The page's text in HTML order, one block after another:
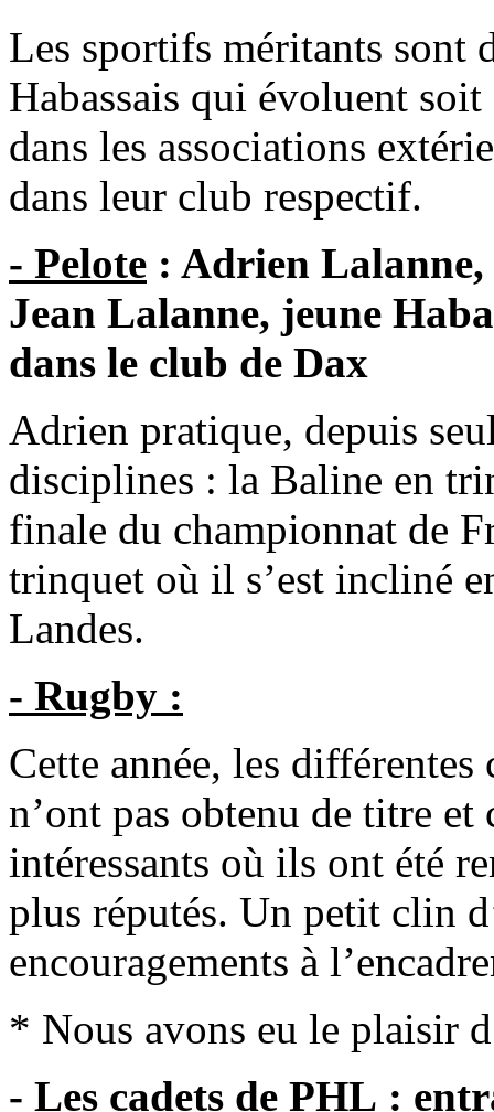
Les sportifs méritants sont
Habassais qui évoluent
dans les associations
dans leur club respectif.
- Pelote : Adrien
Jean Lalanne, jeune
dans le club de Dax
Adrien pratique, depuis
disciplines : la Baline en
finale du championnat de
trinquet où il s’est incliné
Landes.
- Rugby :
Cette année, les
n’ont pas obtenu de titre et
intéressants où ils ont été
plus réputés. Un petit clin
encouragements à
* Nous avons eu le plaisir
- Les cadets de PHL :